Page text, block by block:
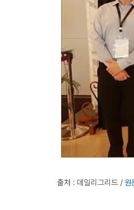
출처 : 데일리그리드 / 원